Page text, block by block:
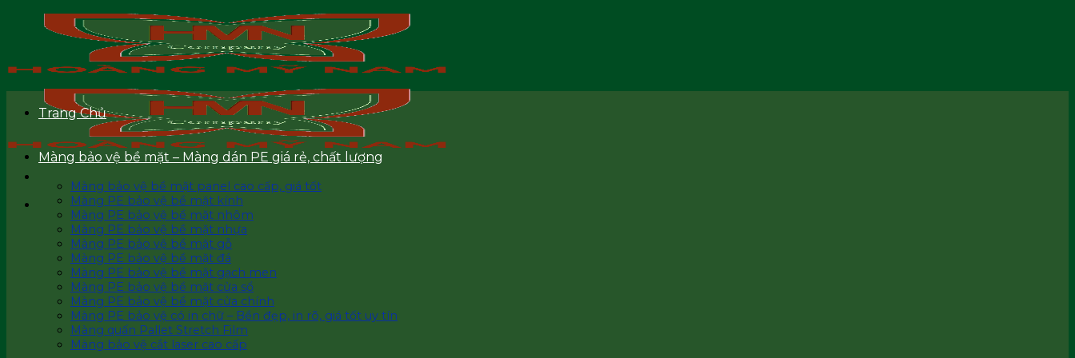
Trang Chủ
Màng bảo vệ bề mặt – Màng dán PE giá rẻ, chất lượng
Màng bảo vệ bề mặt panel cao cấp, giá tốt
Màng PE bảo vệ bề mặt kính
Màng PE bảo vệ bề mặt nhôm
Màng PE bảo vệ bề mặt nhựa
Màng PE bảo vệ bề mặt gỗ
Màng PE bảo vệ bề mặt đá
Màng PE bảo vệ bề mặt gạch men
Màng PE bảo vệ bề mặt cửa sổ
Màng PE bảo vệ bề mặt cửa chính
Màng PE bảo vệ có in chữ – Bền đẹp, in rõ, giá tốt uy tín
Màng quấn Pallet Stretch Film
Màng bảo vệ cắt laser cao cấp